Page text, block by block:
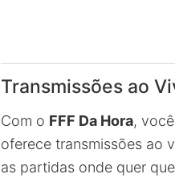
Transmissões ao
Com o FFF Da Hora,
oferece transmissões ao
as partidas onde quer